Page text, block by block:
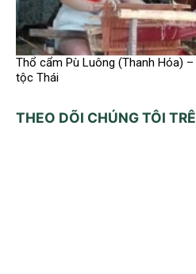
Thổ cẩm Pù Luông (Thanh Hóa)
tộc Thái
THEO DÕI CHÚNG TÔI